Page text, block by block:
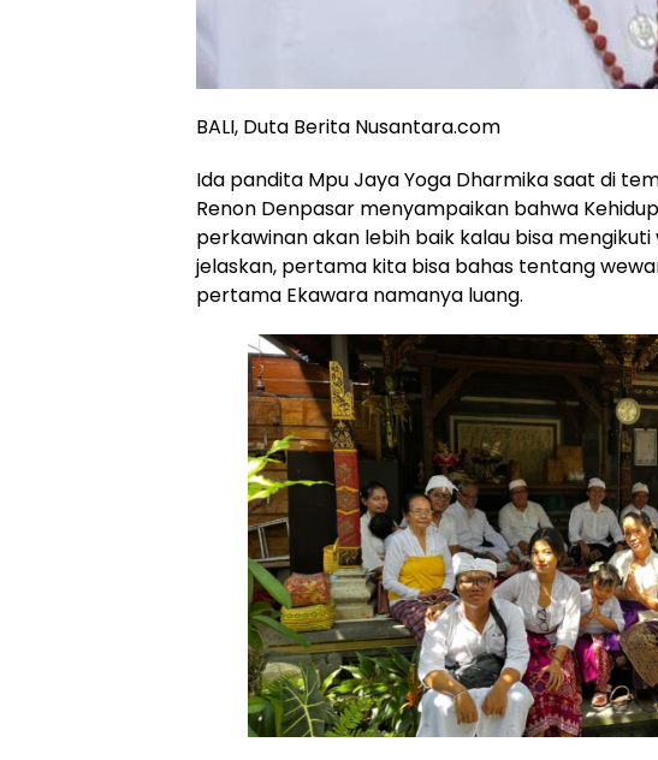
BALI, Duta Berita Nusantara.com
Ida pandita Mpu Jaya Yoga Dharmika saat di
Renon Denpasar menyampaikan bahwa
perkawinan akan lebih baik kalau bisa
jelaskan, pertama kita bisa bahas tentang
pertama Ekawara namanya luang.